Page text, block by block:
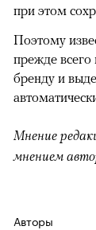
при этом
Поэтому
прежде
бренду и
Мнение
мнением
Авторы